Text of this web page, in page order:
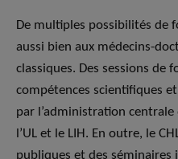
De multiples possibilités de
aussi bien aux médecins-
classiques. Des sessions de
compétences scientifiques
par l’administration centrale
l’UL et le LIH. En outre, le
publiques et des séminaires